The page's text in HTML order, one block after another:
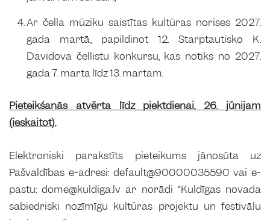
Ar čella mūziku saistītas kultūras norises 2027.
gada martā, papildinot 12. Starptautisko K.
Davidova čellistu konkursu, kas notiks no 2027.
gada 7. marta līdz 13. martam.
Pieteikšanās atvērta līdz piektdienai, 26. jūnijam
(ieskaitot).
Elektroniski parakstīts pieteikums jānosūta uz
Pašvaldības e-adresi: default@90000035590 vai e-
pastu: dome@kuldiga.lv ar norādi “Kuldīgas novada
sabiedriski nozīmīgu kultūras projektu un festivālu